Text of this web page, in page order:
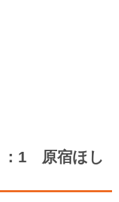
：1 原宿ほし